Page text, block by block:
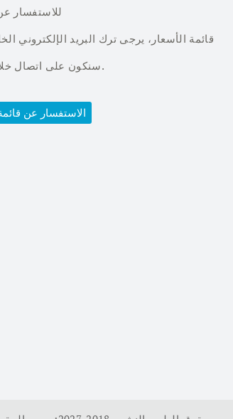
للاستفسار
قائمة الأسعار، يرجى ترك البريد الإلكتروني
سنكون على اتصال خلال 24 ساعة.
الاستفسار عن